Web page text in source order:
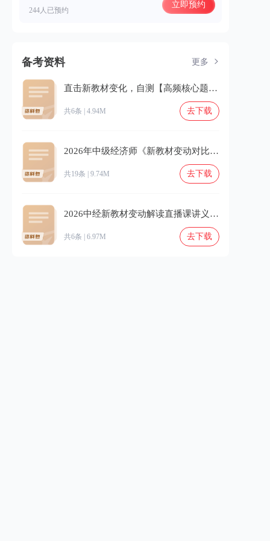
244人已预约
立即预约
备考资料 更多
直击新教材变化，自测【高频核心题】及时补漏！.zip
共6条 | 4.94M 去下载
2026年中级经济师《新教材变动对比》.zip
共19条 | 9.74M 去下载
2026中经新教材变动解读直播课讲义（7.7-7.9）.zip
共6条 | 6.97M 去下载